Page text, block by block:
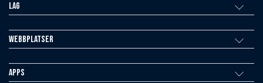
Lag
Webbplatser
Apps